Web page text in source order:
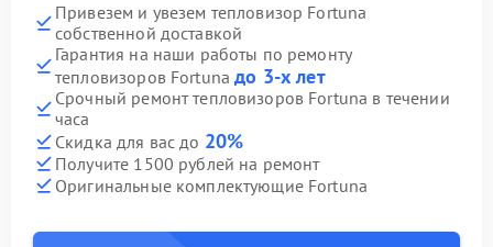
Привезем и увезем тепловизор Fortuna
собственной доставкой
Гарантия на наши работы по ремонту
тепловизоров Fortunaдо 3-х лет
Срочный ремонт тепловизоров Fortuna в течении
часа
Скидка для вас до 20%
Получите 1500 рублей на ремонт
Оригинальные комплектующие Fortuna